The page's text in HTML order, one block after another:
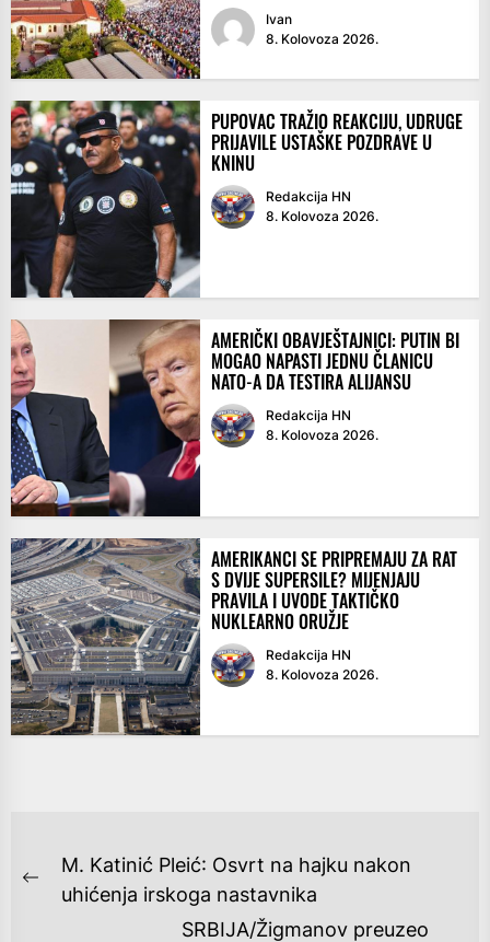
Ivan
8. Kolovoza 2026.
PUPOVAC TRAŽIO REAKCIJU, UDRUGE
PRIJAVILE USTAŠKE POZDRAVE U
KNINU
Redakcija HN
8. Kolovoza 2026.
AMERIČKI OBAVJEŠTAJNICI: PUTIN BI
MOGAO NAPASTI JEDNU ČLANICU
NATO-A DA TESTIRA ALIJANSU
Redakcija HN
8. Kolovoza 2026.
AMERIKANCI SE PRIPREMAJU ZA RAT
S DVIJE SUPERSILE? MIJENJAJU
PRAVILA I UVODE TAKTIČKO
NUKLEARNO ORUŽJE
Redakcija HN
8. Kolovoza 2026.
NAVIGACIJA
OBJAVA
Previous
M. Katinić Pleić: Osvrt na hajku nakon
uhićenja irskoga nastavnika
SRBIJA/Žigmanov preuzeo